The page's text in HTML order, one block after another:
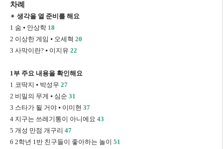
차례
✴ 생각을 열 준비를 해요
1 숨 ⦁ 안상학 18
2 이상한 게임 ⦁ 오세혁 20
3 사막이란? ⦁ 이지유 22
1부 주요 내용을 확인해요
1 코딱지 ⦁ 박성우 27
2 비밀의 무게 ⦁ 심순 31
3 스타가 될 거야 ⦁ 이미현 37
4 지구는 쓰레기통이 아니에요 43
5 개성 만점 개구리 47
6 2학년 1반 친구들이 좋아하는 놀이 51